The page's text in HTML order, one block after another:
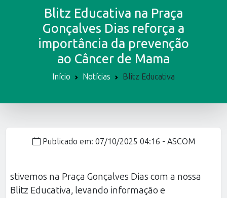
Blitz Educativa na Praça
Gonçalves Dias reforça a
importância da prevenção
ao Câncer de Mama
Início Notícias Blitz Educativa
Publicado em: 07/10/2025 04:16 - ASCOM
stivemos na Praça Gonçalves Dias com a nossa
Blitz Educativa, levando informação e